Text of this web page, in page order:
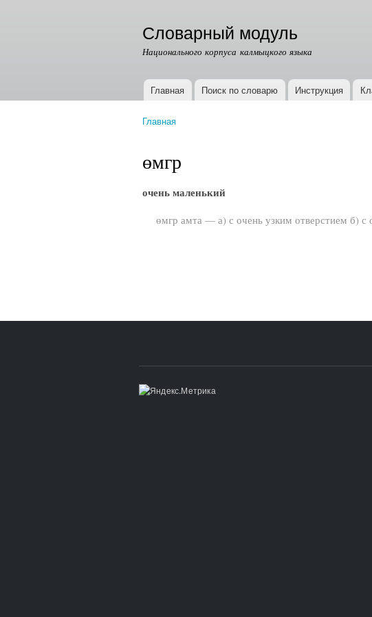
Словарный модуль
Национального корпуса калмыцкого языка
Главное меню
Главная Поиск по словарю Инструкция
Главная
өмгр
очень маленький
өмгр амта — а) с очень узким отверстием б) с